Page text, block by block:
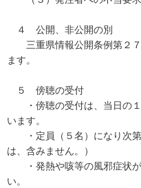
４ 公開、非公開の別
三重県情報公開条例第２７
ます。
５ 傍聴の受付
・傍聴の受付は、当日の１
います。
・定員（５名）になり次第
は、含みません。）
・発熱や咳等の風邪症状が
い。